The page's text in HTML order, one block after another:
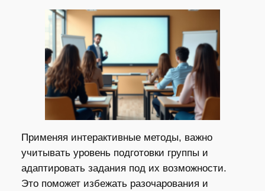
Применяя интерактивные методы, важно
учитывать уровень подготовки группы и
адаптировать задания под их возможности.
Это поможет избежать разочарования и